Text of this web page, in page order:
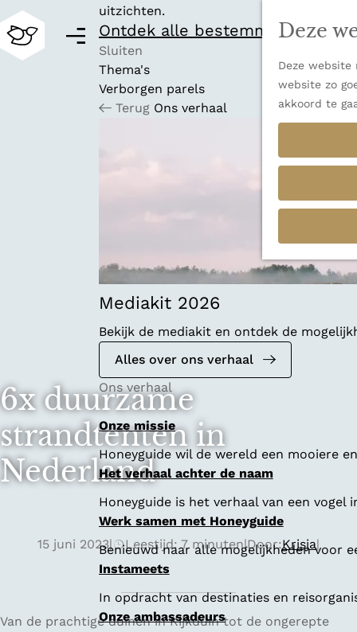
Deze
Deze
website zo
akkoord te
M
uitzichten.
Ontdek alle bestemmingen
Sluiten
Thema's
Verborgen parels
Terug Ons verhaal
Mediakit 2026
Bekijk de mediakit en ontdek de
Alles over ons verhaal
Ons verhaal
Onze missie
Honeyguide wil de wereld een mooiere
Het verhaal achter de naam
Honeyguide is het verhaal van een
Werk samen met Honeyguide
Benieuwd naar alle mogelijkheden voor
Instameets
In opdracht van destinaties en
Onze ambassadeurs
6x duurzame
strandtenten in
Nederland
15 juni 2023| Leestijd: 7 minuten|Door:Krisja|
Van de prachtige duinen in Kijkduin tot de ongerepte